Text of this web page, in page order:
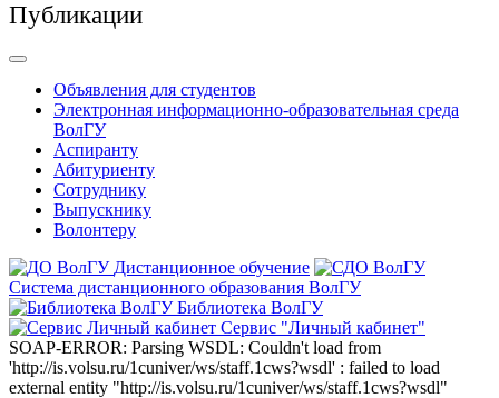
Публикации
Объявления для студентов
Электронная информационно-образовательная среда
ВолГУ
Аспиранту
Абитуриенту
Сотруднику
Выпускнику
Волонтеру
Дистанционное обучение
Система дистанционного образования ВолГУ
Библиотека ВолГУ
Сервис "Личный кабинет"
SOAP-ERROR: Parsing WSDL: Couldn't load from
'http://is.volsu.ru/1cuniver/ws/staff.1cws?wsdl' : failed to load
external entity "http://is.volsu.ru/1cuniver/ws/staff.1cws?wsdl"